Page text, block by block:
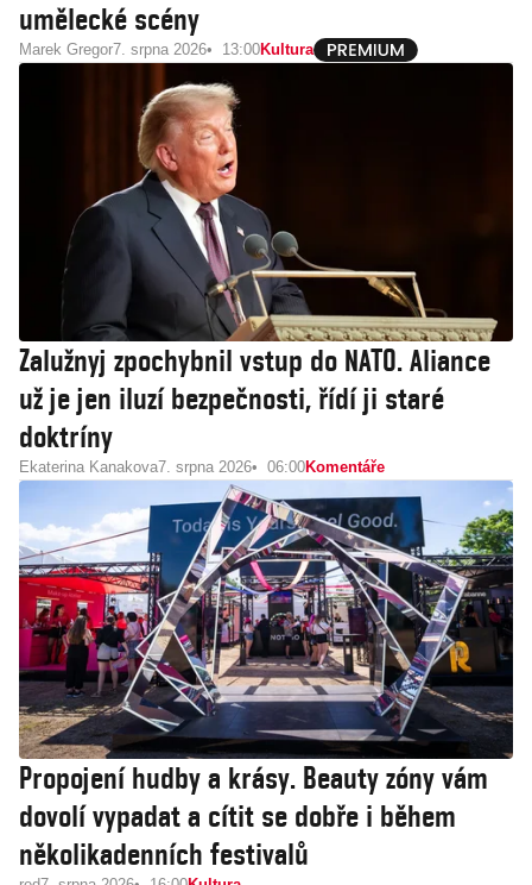
umělecké scény
Marek Gregor7. srpna 2026 13:00Kultura
Zalužnyj zpochybnil vstup do NATO. Aliance
už je jen iluzí bezpečnosti, řídí ji staré
doktríny
Ekaterina Kanakova7. srpna 2026 06:00Komentáře
Propojení hudby a krásy. Beauty zóny vám
dovolí vypadat a cítit se dobře i během
několikadenních festivalů